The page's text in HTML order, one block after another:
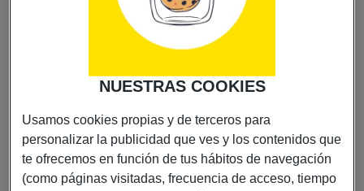
NUESTRAS COOKIES
Usamos cookies propias y de terceros para
personalizar la publicidad que ves y los contenidos que
te ofrecemos en función de tus hábitos de navegación
(como páginas visitadas, frecuencia de acceso, tiempo